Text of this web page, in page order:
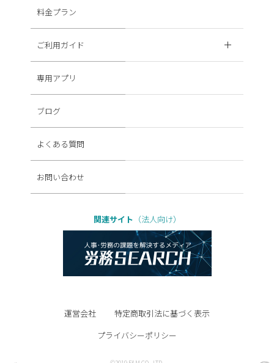
料金プラン
ご利用ガイド
専用アプリ
ブログ
よくある質問
お問い合わせ
関連サイト （法人向け）
運営会社
特定商取引法に基づく表示
プライバシーポリシー